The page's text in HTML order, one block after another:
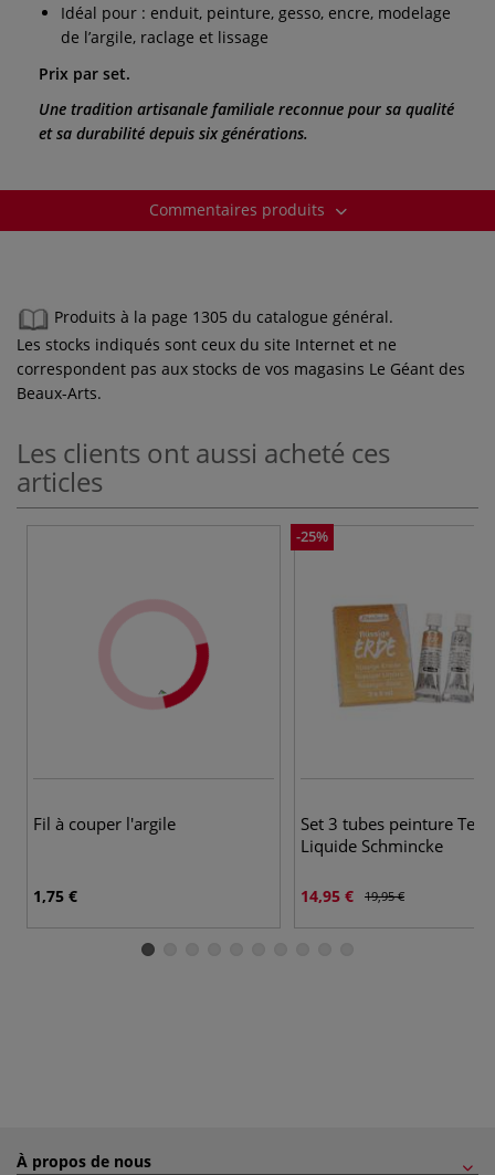
Idéal pour : enduit, peinture, gesso, encre, modelage
de l’argile, raclage et lissage
Prix par set.
Une tradition artisanale familiale reconnue pour sa qualité
et sa durabilité depuis six générations.
Commentaires produits
Produits à la page 1305 du catalogue général.
Les stocks indiqués sont ceux du site Internet et ne
correspondent pas aux stocks de vos magasins Le Géant des
Beaux-Arts.
Les clients ont aussi acheté ces
articles
Fil à couper l'argile
1,75 €
-25%
Set 3 tubes peinture
Liquide Schmincke
14,95 € 19,95 €
À propos de nous